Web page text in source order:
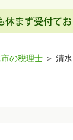
の税理士 清